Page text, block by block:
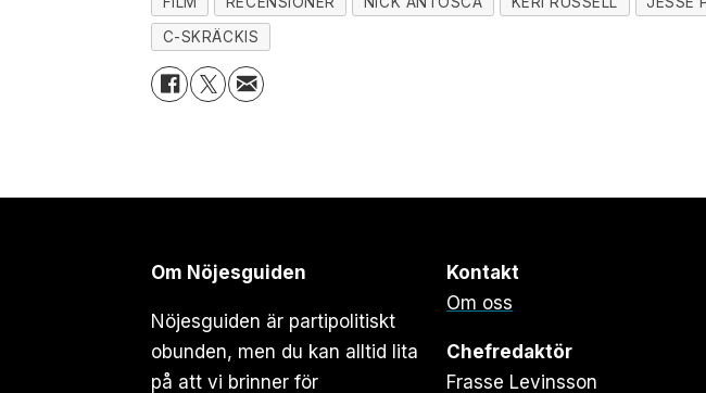
C-SKRÄCKIS
Om Nöjesguiden
Nöjesguiden är partipolitiskt
obunden, men du kan alltid lita
på att vi brinner för
Kontakt
Om oss
Chefredaktör
Frasse Levinsson